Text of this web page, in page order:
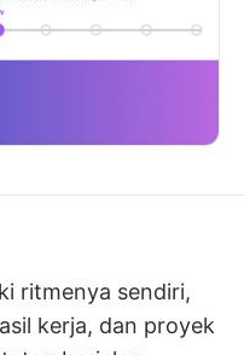
ritmenya sendiri,
kerja, dan proyek